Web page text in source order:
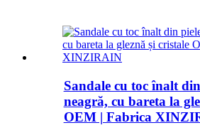
Sandale cu toc înalt
neagră, cu bareta la
OEM | Fabrica